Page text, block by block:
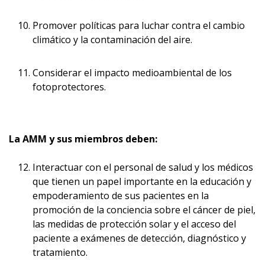
Promover políticas para luchar contra el cambio
climático y la contaminación del aire.
Considerar el impacto medioambiental de los
fotoprotectores.
La AMM y sus miembros deben:
Interactuar con el personal de salud y los médicos
que tienen un papel importante en la educación y
empoderamiento de sus pacientes en la
promoción de la conciencia sobre el cáncer de piel,
las medidas de protección solar y el acceso del
paciente a exámenes de detección, diagnóstico y
tratamiento.